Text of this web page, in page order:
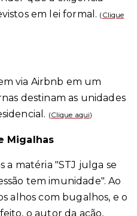
em lei formal. ( Clique
via Airbnb em um
destinam as unidades
(Clique aqui)
Migalhas
a matéria "STJ julga se
tem imunidade". Ao
alhos com bugalhos, e o
o autor da ação,